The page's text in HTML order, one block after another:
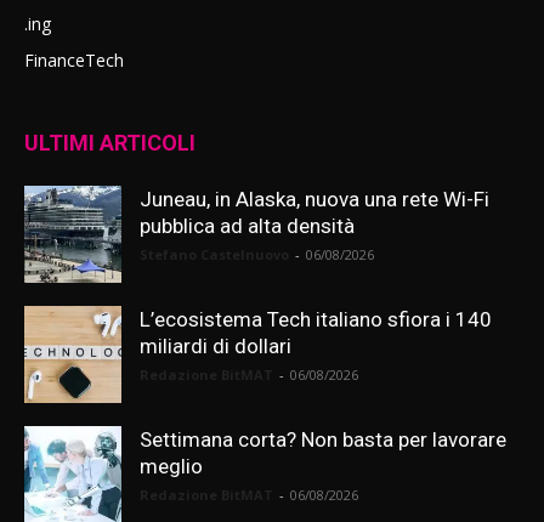
.ing
FinanceTech
ULTIMI ARTICOLI
Juneau, in Alaska, nuova una rete Wi-Fi
pubblica ad alta densità
- 06/08/2026
L’ecosistema Tech italiano sfiora i 140
miliardi di dollari
- 06/08/2026
Settimana corta? Non basta per lavorare
meglio
- 06/08/2026